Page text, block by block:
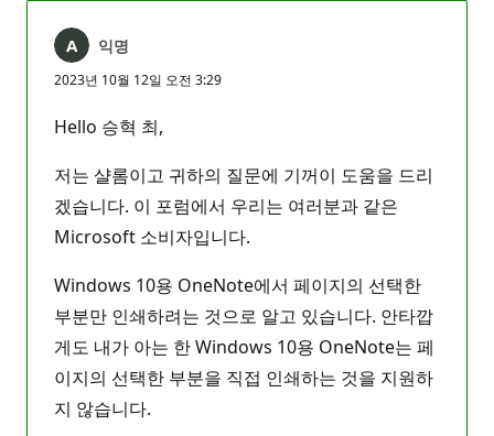
익명
2023년 10월 12일 오전 3:29
Hello 승혁 최,
저는 샬롬이고 귀하의 질문에 기꺼이 도움을 드리
겠습니다. 이 포럼에서 우리는 여러분과 같은
Microsoft 소비자입니다.
Windows 10용 OneNote에서 페이지의 선택한
부분만 인쇄하려는 것으로 알고 있습니다. 안타깝
게도 내가 아는 한 Windows 10용 OneNote는 페
이지의 선택한 부분을 직접 인쇄하는 것을 지원하
지 않습니다.